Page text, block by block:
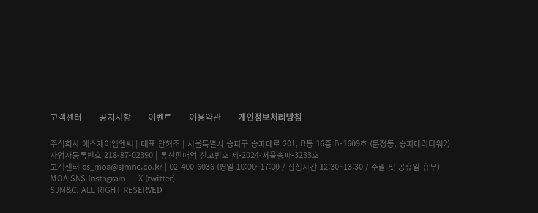
고객센터 공지사항 이벤트 이용약관 개인정보처리방침
주식회사 에스제이엠엔씨 | 대표 안해조 | 서울특별시 송파구 송파대로 201, B동 16층 B-1609호 (문정동, 송파테라타워2)
사업자등록번호 218-87-02390 | 통신판매업 신고번호 제-2024-서울송파-3233호
고객센터 cs_moa@sjmnc.co.kr | 02-400-6036 (평일 10:00~17:00 / 점심시간 12:30~13:30 / 주말 및 공휴일 휴무)
MOA SNS Instagram │ X (twitter)
SJM&C. ALL RIGHT RESERVED